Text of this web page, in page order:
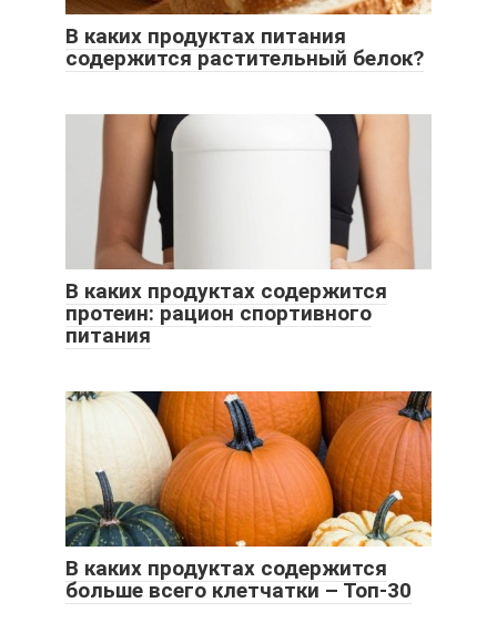
В каких продуктах питания
содержится растительный белок?
В каких продуктах содержится
протеин: рацион спортивного
питания
В каких продуктах содержится
больше всего клетчатки – Топ-30